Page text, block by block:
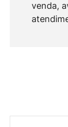
venda,